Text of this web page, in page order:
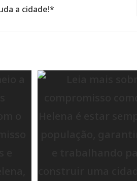
a cidade!*